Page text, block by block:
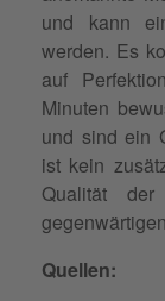
und kann
werden. Es
auf
Minuten
und sind ein
ist kein
Qualität
Quellen: